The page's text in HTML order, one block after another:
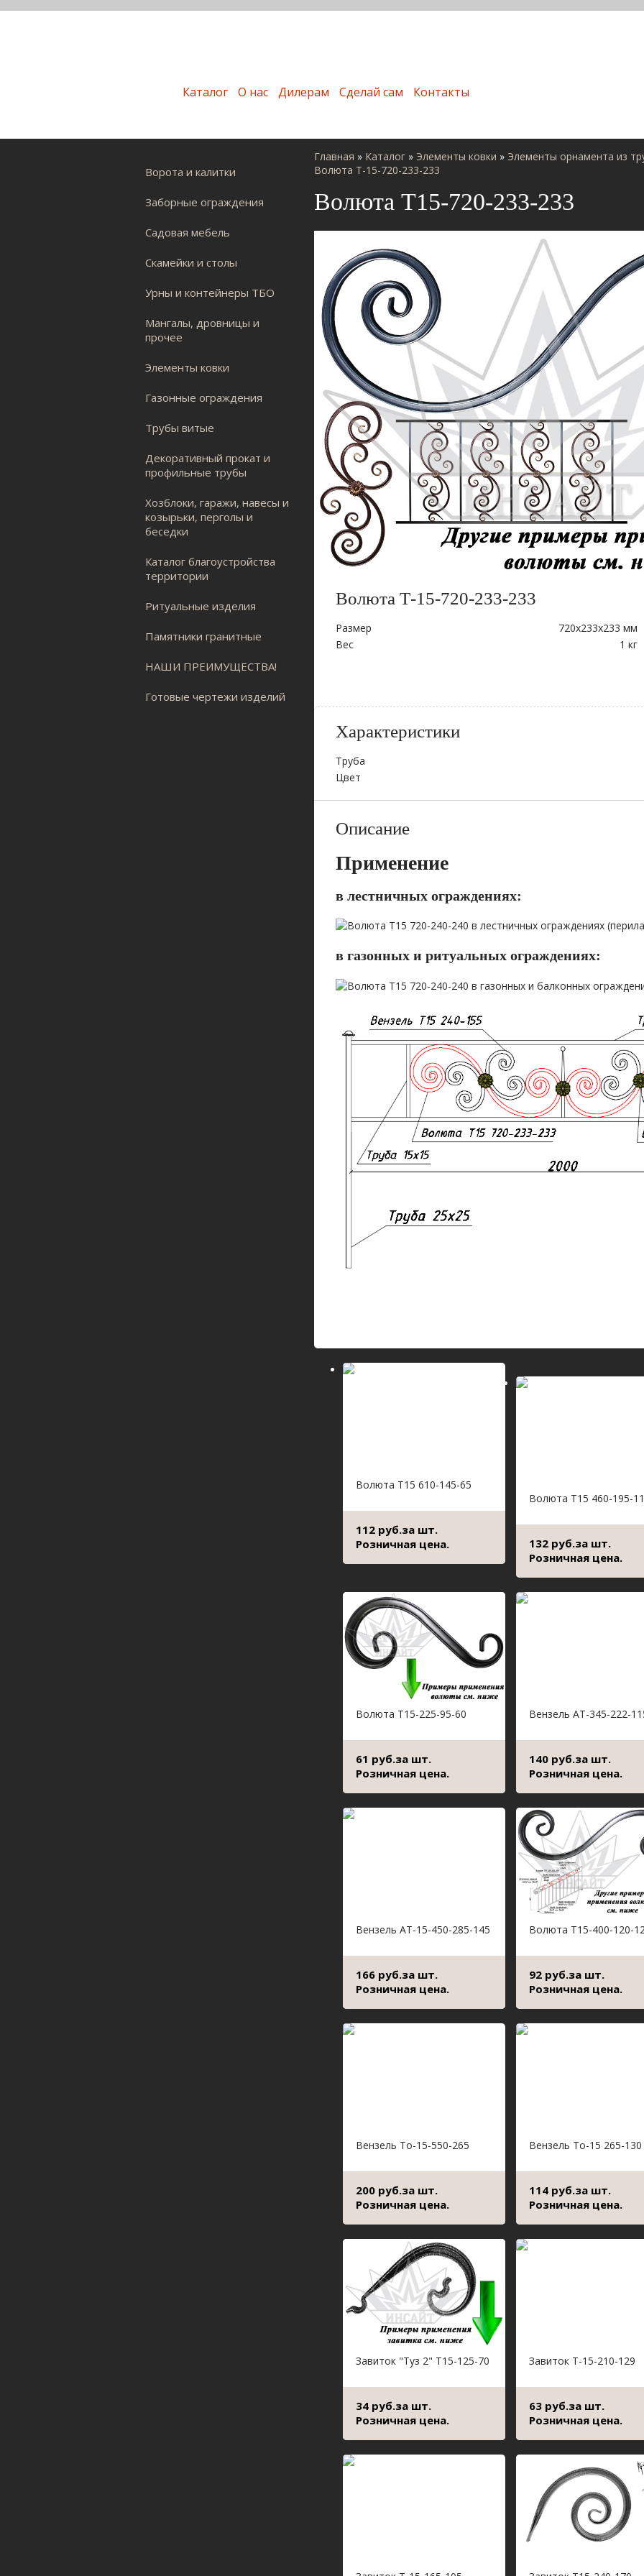
Каталог О нас Дилерам Сделай сам Контакты
Ворота и калитки
Заборные ограждения
Садовая мебель
Скамейки и столы
Урны и контейнеры ТБО
Мангалы, дровницы и
прочее
Элементы ковки
Газонные ограждения
Трубы витые
Декоративный прокат и
профильные трубы
Хозблоки, гаражи, навесы и
козырьки, перголы и
беседки
Каталог благоустройства
территории
Ритуальные изделия
Памятники гранитные
НАШИ ПРЕИМУЩЕСТВА!
Готовые чертежи изделий
Главная » Каталог » Элементы ковки » Элементы орнамента из
Волюта Т-15-720-233-233
Волюта Т15-720-233-233
Волюта Т-15-720-233-233
Размер
720x233х233 мм
Вес
1 кг
Характеристики
Труба
Цвет
Описание
Применение
в лестничных ограждениях:
в газонных и ритуальных ограждениях:
Волюта Т15 610-145-65
112 руб.за шт.
Розничная цена.
Волюта Т15 460-195-
132 руб.за шт.
Розничная цена.
Волюта Т15-225-95-60
61 руб.за шт.
Розничная цена.
Вензель АТ-345-222-
140 руб.за шт.
Розничная цена.
Вензель АТ-15-450-285-145
166 руб.за шт.
Розничная цена.
Волюта Т15-400-120-
92 руб.за шт.
Розничная цена.
Вензель То-15-550-265
200 руб.за шт.
Розничная цена.
Вензель То-15 265-130
114 руб.за шт.
Розничная цена.
Завиток "Туз 2" Т15-125-70
34 руб.за шт.
Розничная цена.
Завиток Т-15-210-129
63 руб.за шт.
Розничная цена.